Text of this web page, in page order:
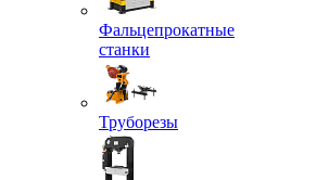
Фальцепрокатные
станки
Труборезы